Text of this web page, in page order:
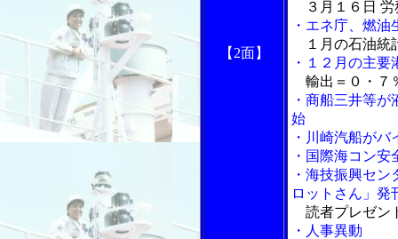
【2面】
３月１６日 労
・エネ庁、燃
１月の石油統
・１２月の主
輸出＝０・７
・商船三井等
始
・川崎汽船が
・国際海コン
・海技振興セ
ロットさん」発
読者プレゼン
・人事異動